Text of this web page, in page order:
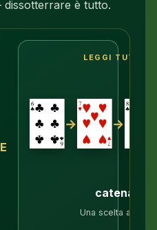
è tutto.
LEGGI TUTTO
→ →
catena di
Una scelta apre